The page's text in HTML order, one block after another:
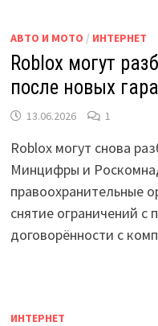
АВТО И МОТО / ИНТЕРНЕТ
Roblox могут
после новых
13.06.2026 1
Roblox могут снова
Минцифры и
правоохранительные
снятие ограничений
договорённости с
ИНТЕРНЕТ